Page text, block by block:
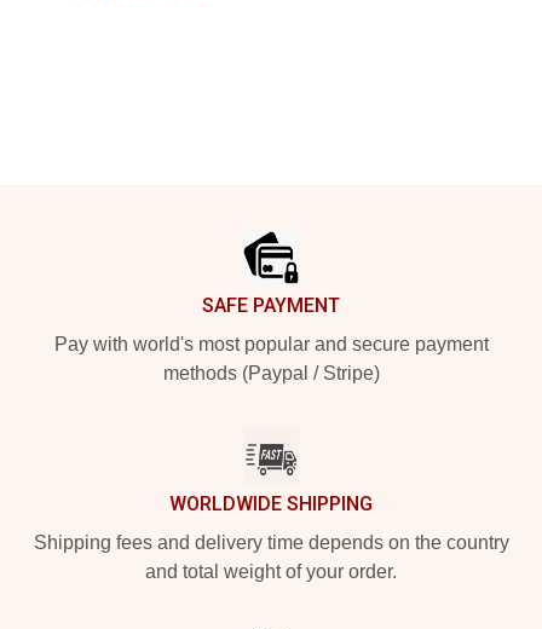
SAFE PAYMENT
Pay with world's most popular and secure payment
methods (Paypal / Stripe)
WORLDWIDE SHIPPING
Shipping fees and delivery time depends on the country
and total weight of your order.